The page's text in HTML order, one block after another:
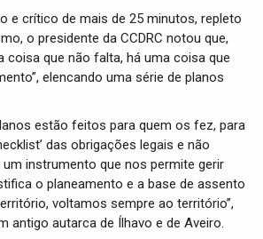
e crítico de mais de 25 minutos, repleto
o presidente da CCDRC notou que,
coisa que não falta, há uma coisa que
elencando uma série de planos
estão feitos para quem os fez, para
das obrigações legais e não
instrumento que nos permite gerir
o planeamento e a base de assento
voltamos sempre ao território”,
antigo autarca de Ílhavo e de Aveiro.